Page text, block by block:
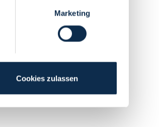
Marketing
Cookies zulassen